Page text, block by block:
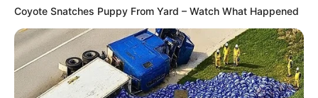
Coyote Snatches Puppy From Yard – Watch What Happened